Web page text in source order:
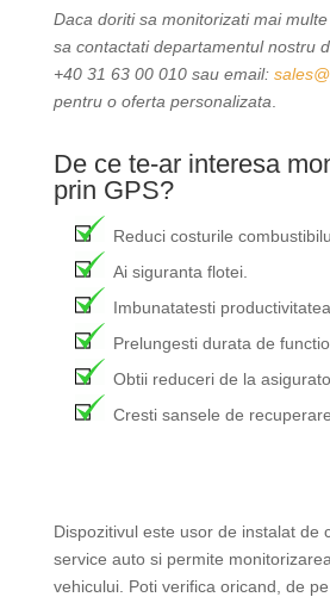
Daca doriti sa monitorizati mai
sa contactati departamentul nostru
+40 31 63 00 010 sau email:
pentru o oferta personalizata
De ce te-ar interesa
prin GPS?
Reduci costurile
Ai siguranta flotei.
Imbunatatesti productivitatea.
Prelungesti durata de
Obtii reduceri de la
Cresti sansele de
Dispozitivul este usor de instalat de
service auto si permite
vehicului. Poti verifica oricand, de